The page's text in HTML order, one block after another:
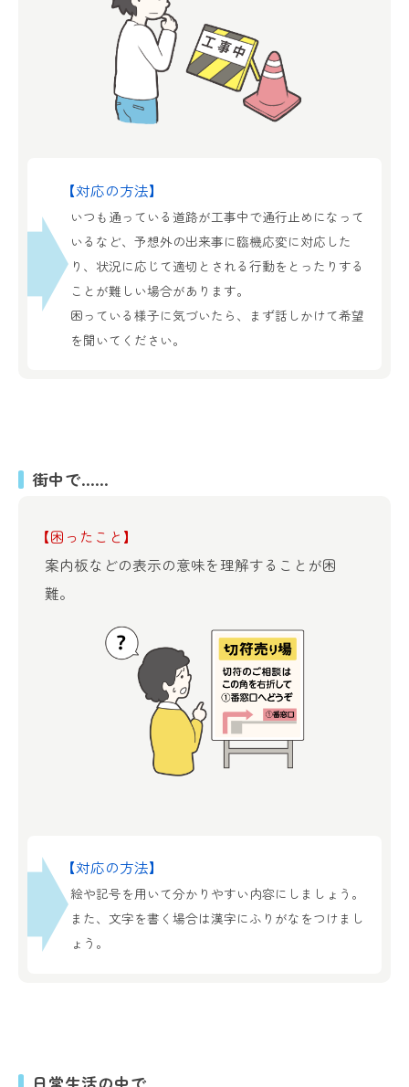
【対応の方法】
いつも通っている道路が工事中で通行止めになって
いるなど、予想外の出来事に臨機応変に対応した
り、状況に応じて適切とされる行動をとったりする
ことが難しい場合があります。
困っている様子に気づいたら、まず話しかけて希望
を聞いてください。
街中で……
【困ったこと】
案内板などの表示の意味を理解することが困
難。
【対応の方法】
絵や記号を用いて分かりやすい内容にしましょう。
また、文字を書く場合は漢字にふりがなをつけまし
ょう。
日常生活の中で……